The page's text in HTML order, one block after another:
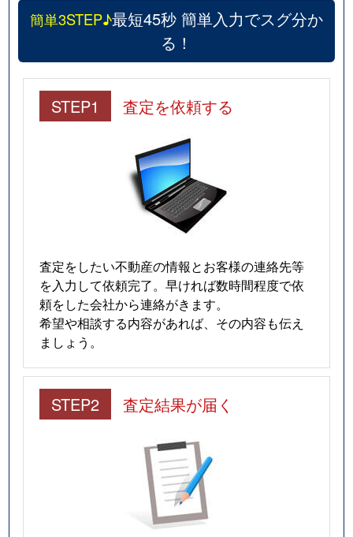
簡単3STEP♪最短45秒 簡単入力でスグ分か
る！
STEP1 査定を依頼する
査定をしたい不動産の情報とお客様の連絡先等
を入力して依頼完了。早ければ数時間程度で依
頼をした会社から連絡がきます。
希望や相談する内容があれば、その内容も伝え
ましょう。
STEP2 査定結果が届く